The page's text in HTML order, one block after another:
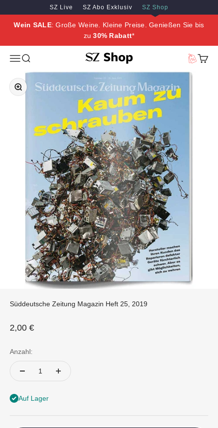
Zum Inhalt springen
Zum Hauptinhalt springen
SZ Live SZ Abo Exklusiv SZ Shop
Wein SALE: Große Weine. Kleine Preise. Genießen Sie bis
zu30% Rabatt*
MenüSuche SZ Erleben
Bild vergrößern
Süddeutsche Zeitung Magazin Heft 25, 2019
Angebot
2,00 €
Anzahl:
Auf Lager